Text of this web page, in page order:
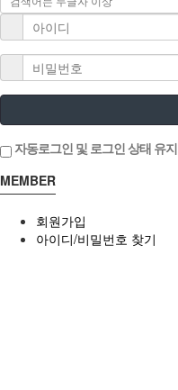
자동로그인 및 로그인 상태 유지
MEMBER
회원가입
아이디/비밀번호 찾기